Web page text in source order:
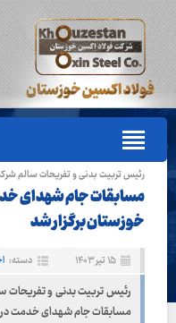
رئیس تربیت بدنی و تفریحات سالم
مسابقات جام شهدای
خوزستان برگزار شد
۱۵ تیر ۱۴۰۳ دسته:
رئیس تربیت بدنی و تفریحات
مسابقات جام شهدای خدمت در